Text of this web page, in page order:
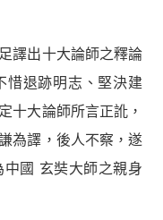
譯出十大論師之釋論
惜退跡明志、堅決建
十大論師所言正訛，
為譯，後人不察，遂
國 玄奘大師之親身